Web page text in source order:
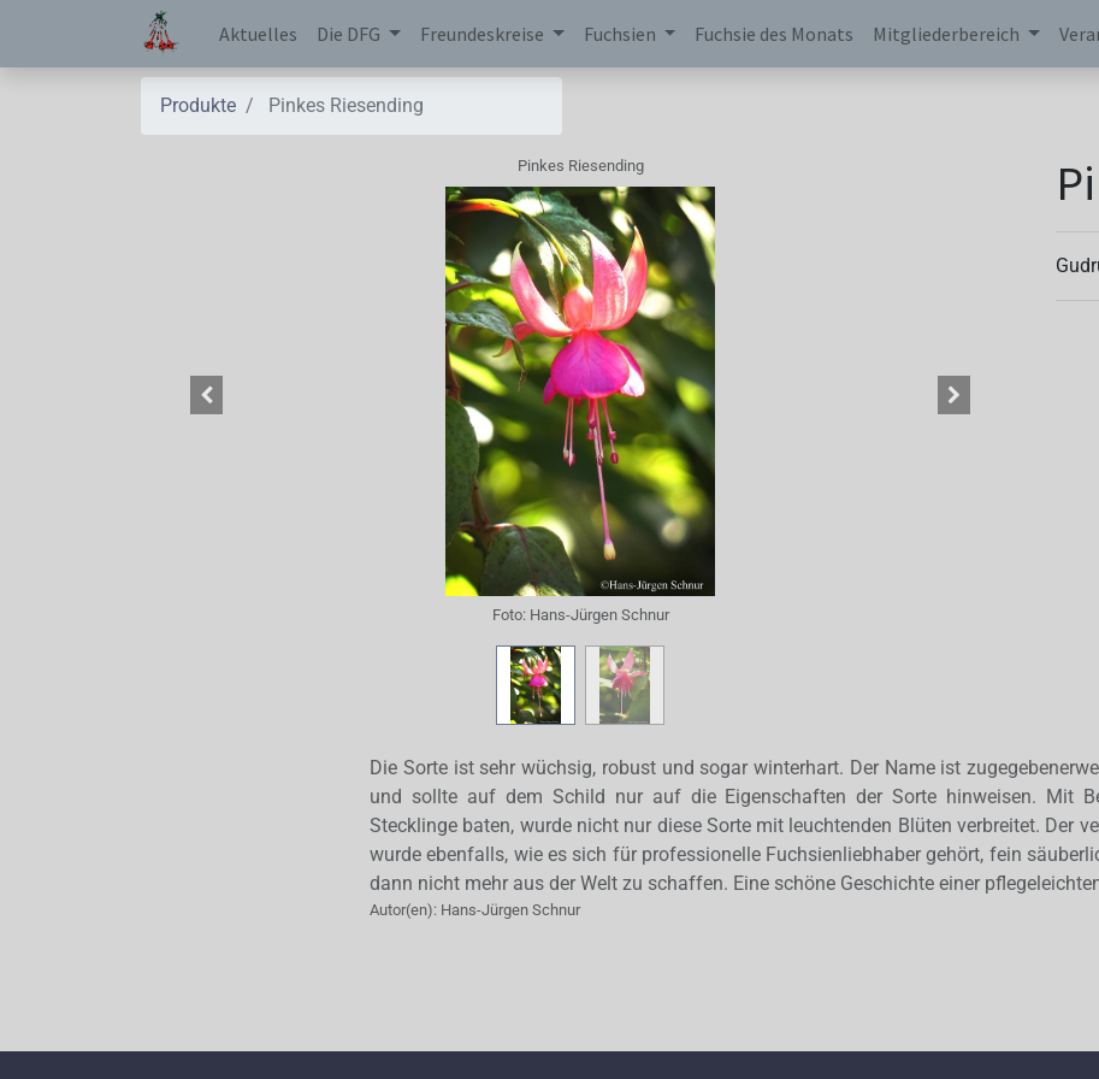
Aktuelles Die DFG Freundeskreise Fuchsien Fuchsie des Monats Mitgliederbereich
Produkte Pinkes Riesending
Pinkes Riesending
Foto: Hans-Jürgen Schnur
Die Sorte ist sehr wüchsig, robust und sogar winterhart. Der Name ist
und sollte auf dem Schild nur auf die Eigenschaften der Sorte hinweisen. Mit
Stecklinge baten, wurde nicht nur diese Sorte mit leuchtenden Blüten verbreitet. Der
wurde ebenfalls, wie es sich für professionelle Fuchsienliebhaber gehört, fein
dann nicht mehr aus der Welt zu schaffen. Eine schöne Geschichte einer
Autor(en): Hans-Jürgen Schnur